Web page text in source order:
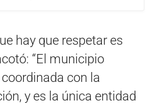
hay que respetar es
“El municipio
con la
y es la única entidad